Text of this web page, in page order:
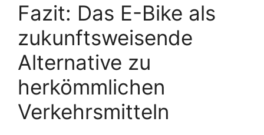
Fazit: Das E-Bike als
zukunftsweisende
Alternative zu
herkömmlichen
Verkehrsmitteln